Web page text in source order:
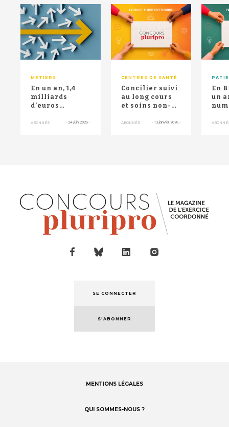
MÉTIERS
En un an, 1,4
milliards
d’euros
pour
ABONNÉS - 24 juin 2026 -
CENTRES DE SANTÉ
Concilier suivi
au long cours
et soins non-
le défi du SAS...
ABONNÉS - 13 janvier 2026 -
En
un
RETOUR HAUT DE PAGE
SE CONNECTER
S'ABONNER
MENTIONS LÉGALES
QUI SOMMES-NOUS ?